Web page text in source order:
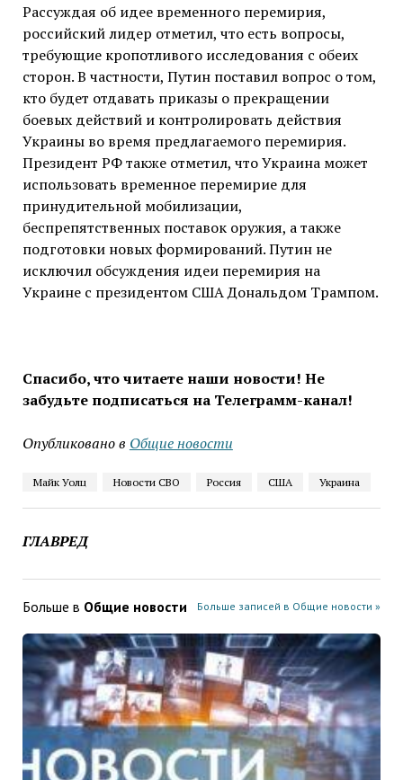
Рассуждая об идее временного перемирия,
российский лидер отметил, что есть вопросы,
требующие кропотливого исследования с обеих
сторон. В частности, Путин поставил вопрос о том,
кто будет отдавать приказы о прекращении
боевых действий и контролировать действия
Украины во время предлагаемого перемирия.
Президент РФ также отметил, что Украина может
использовать временное перемирие для
принудительной мобилизации,
беспрепятственных поставок оружия, а также
подготовки новых формирований. Путин не
исключил обсуждения идеи перемирия на
Украине с президентом США Дональдом Трампом.
Спасибо, что читаете наши новости! Не
забудьте подписаться на Телеграмм-канал!
Опубликовано в Общие новости
Майк Уолц Новости СВО Россия США Украина
ГЛАВРЕД
Больше в Общие новости Больше записей в Общие новости »